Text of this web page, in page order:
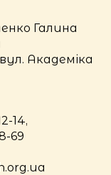
Галина
Академіка
14,
69